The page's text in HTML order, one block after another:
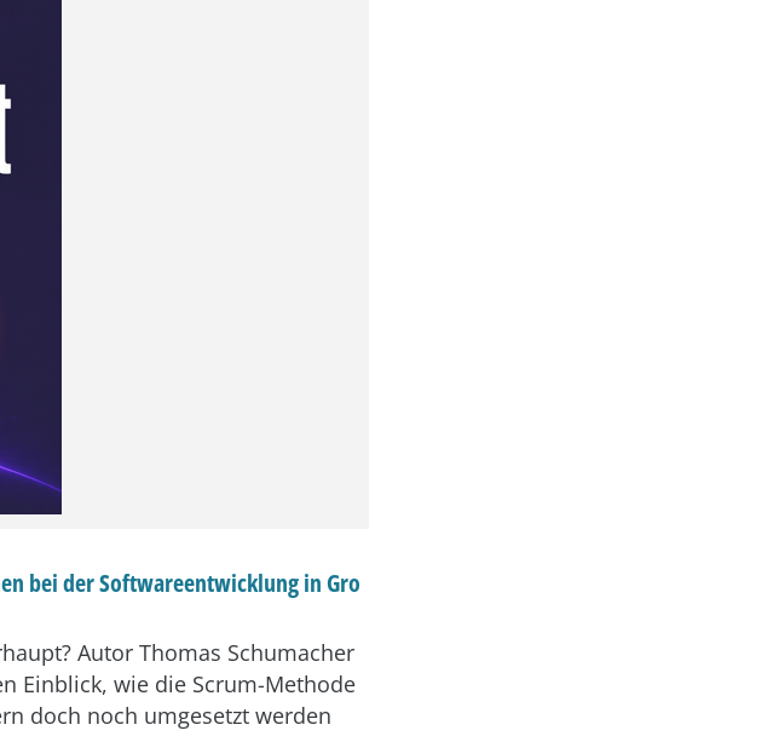
bei der Softwareentwicklung in Gro
Autor Thomas Schumacher
Einblick, wie die Scrum-Methode
doch noch umgesetzt werden